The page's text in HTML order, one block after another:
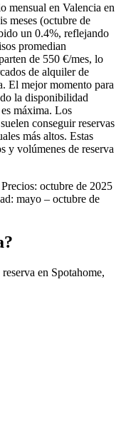
mensual en Valencia en
meses (octubre de
un 0.4%, reflejando
promedian
de 550 €/mes, lo
de alquiler de
El mejor momento para
la disponibilidad
máxima. Los
conseguir reservas
más altos. Estas
y volúmenes de reserva
octubre de 2025
mayo – octubre de
en Spotahome,